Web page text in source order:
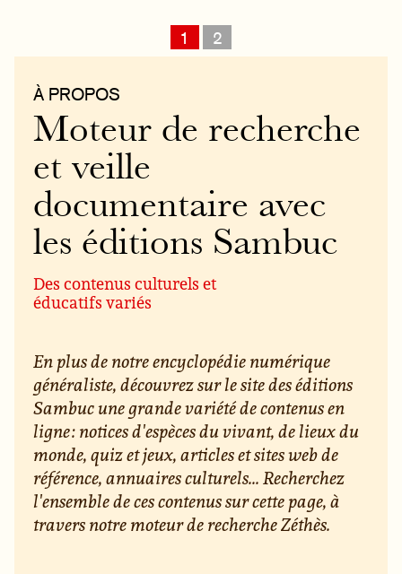
1 2
À PROPOS
Moteur de recherche
et veille
documentaire avec
les éditions Sambuc
Des contenus culturels et
éducatifs variés
En plus de notre encyclopédie numérique
généraliste, découvrez sur le site des éditions
Sambuc une grande variété de contenus en
ligne : notices d'espèces du vivant, de lieux du
monde, quiz et jeux, articles et sites web de
référence, annuaires culturels... Recherchez
l'ensemble de ces contenus sur cette page, à
travers notre moteur de recherche Zéthès.